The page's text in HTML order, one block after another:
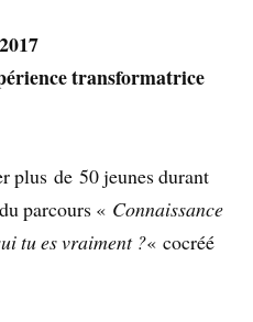
transformatrice
plus de 50 jeunes durant
parcours « Connaissance
tu es vraiment ?« cocréé